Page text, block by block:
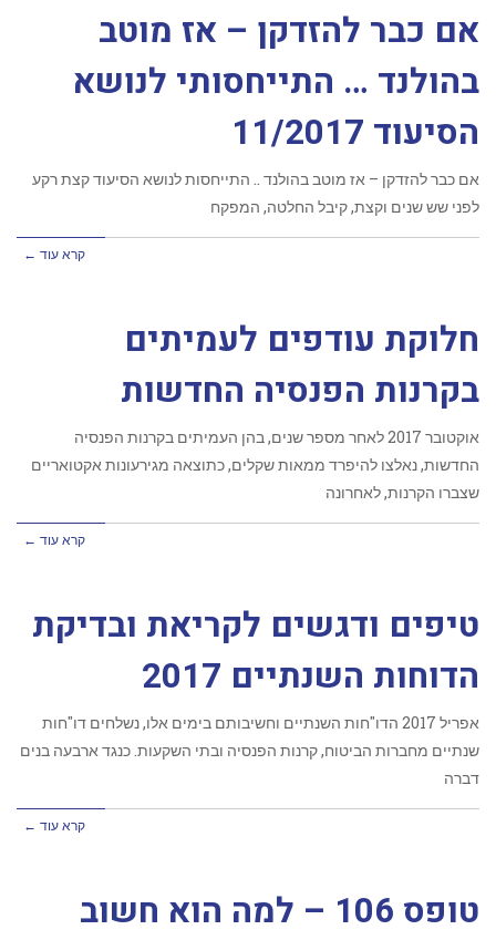
אם כבר להזדקן – אז מוטב
בהולנד … התייחסותי לנושא
הסיעוד 11/2017
אם כבר להזדקן – אז מוטב בהולנד .. התייחסות לנושא הסיעוד קצת רקע
לפני שש שנים וקצת, קיבל החלטה, המפקח
קרא עוד ←
חלוקת עודפים לעמיתים
בקרנות הפנסיה החדשות
‏אוקטובר 2017 לאחר מספר שנים, בהן העמיתים בקרנות הפנסיה
החדשות, נאלצו להיפרד ממאות שקלים, כתוצאה מגירעונות אקטואריים
שצברו הקרנות, לאחרונה
קרא עוד ←
טיפים ודגשים לקריאת ובדיקת
הדוחות השנתיים 2017
אפריל 2017 הדו"חות השנתיים וחשיבותם בימים אלו, נשלחים דו"חות
שנתיים מחברות הביטוח, קרנות הפנסיה ובתי השקעות. כנגד ארבעה בנים
דברה
קרא עוד ←
טופס 106 – למה הוא חשוב